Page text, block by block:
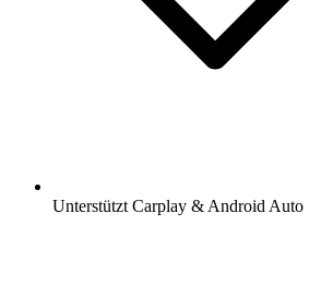
Unterstützt Carplay & Android Auto